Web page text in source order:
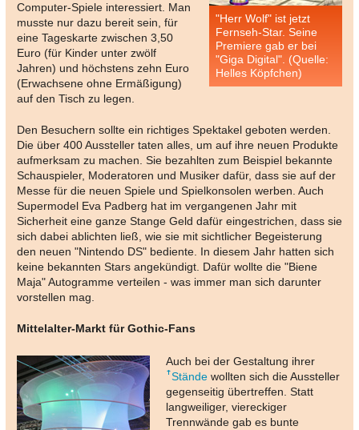
"Herr Wolf" ist jetzt
Fernseh-Star. Seine
Premiere gab er bei
"Giga Digital". (Quelle:
Helles Köpfchen)
Computer-Spiele interessiert. Man
musste nur dazu bereit sein, für
eine Tageskarte zwischen 3,50
Euro (für Kinder unter zwölf
Jahren) und höchstens zehn Euro
(Erwachsene ohne Ermäßigung)
auf den Tisch zu legen.
Den Besuchern sollte ein richtiges Spektakel geboten werden.
Die über 400 Aussteller taten alles, um auf ihre neuen Produkte
aufmerksam zu machen. Sie bezahlten zum Beispiel bekannte
Schauspieler, Moderatoren und Musiker dafür, dass sie auf der
Messe für die neuen Spiele und Spielkonsolen werben. Auch
Supermodel Eva Padberg hat im vergangenen Jahr mit
Sicherheit eine ganze Stange Geld dafür eingestrichen, dass sie
sich dabei ablichten ließ, wie sie mit sichtlicher Begeisterung
den neuen "Nintendo DS" bediente. In diesem Jahr hatten sich
keine bekannten Stars angekündigt. Dafür wollte die "Biene
Maja" Autogramme verteilen - was immer man sich darunter
vorstellen mag.
Mittelalter-Markt für Gothic-Fans
Auch bei der Gestaltung ihrer
Stände wollten sich die Aussteller
gegenseitig übertreffen. Statt
langweiliger, viereckiger
Trennwände gab es bunte